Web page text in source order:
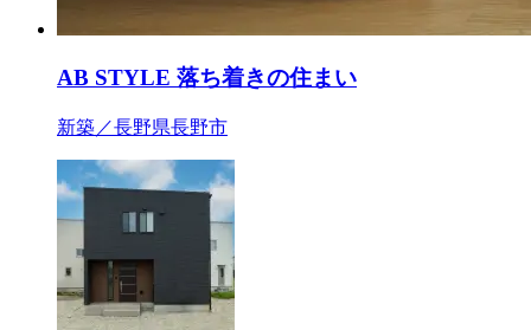
AB STYLE 落ち着きの住まい
新築／長野県長野市